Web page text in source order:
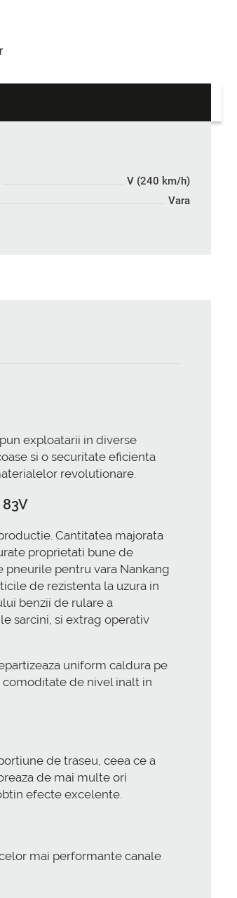
V (240 km/h)
Vara
exploatarii in diverse
si o securitate eficienta
revolutionare.
Cantitatea majorata
proprietati bune de
pentru vara Nankang
de rezistenta la uzura in
benzii de rulare a
sarcini, si extrag operativ
uniform caldura pe
comoditate de nivel inalt in
de traseu, ceea ce a
de mai multe ori
efecte excelente.
mai performante canale